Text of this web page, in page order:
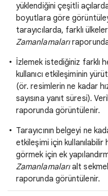
yüklendiğini çeşitli
boyutlara göre
tarayıcılarda, farklı
Zamanlamaları
İzlemek istediğiniz farklı
kullanıcı etkileşiminin
(ör. resimlerin ne kadar
sayısına yanıt süresi).
raporunda görüntülenir.
Tarayıcının belgeyi ne
etkileşimi için
görmek için ek
Zamanlamalarıalt
raporunda görüntülenir.